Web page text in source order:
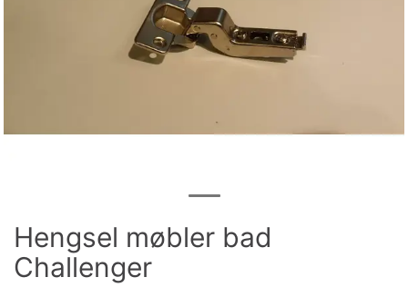
Hengsel møbler bad
Challenger